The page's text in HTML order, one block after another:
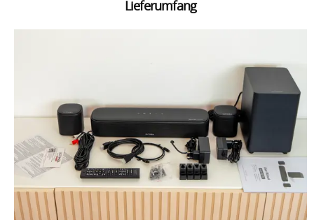
Lieferumfang